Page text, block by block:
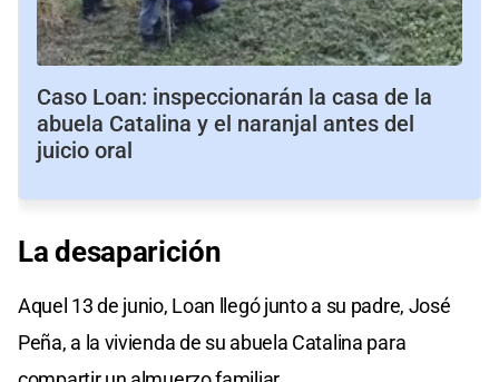
Caso Loan: inspeccionarán la casa de la
abuela Catalina y el naranjal antes del
juicio oral
La desaparición
Aquel 13 de junio, Loan llegó junto a su padre, José
Peña, a la vivienda de su abuela Catalina para